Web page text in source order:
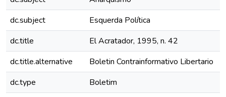
dc.subject
Esquerda Política
dc.title
El Acratador, 1995, n. 42
dc.title.alternative
Boletin Contrainformativo Libertario
dc.type
Boletim